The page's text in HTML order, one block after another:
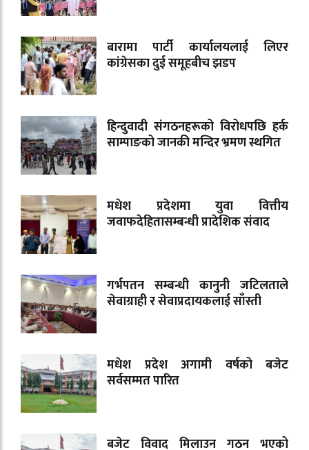
बारामा पार्टी कार्यालयलाई लिएर
कांग्रेसका दुई समूहबीच झडप
हिन्दुवादी संगठनहरूको विरोधपछि हर्क
साम्पाङको जानकी मन्दिर भ्रमण स्थगित
मधेश प्रदेशमा युवा वित्तीय
जवाफदेहितासम्बन्धी प्रादेशिक संवाद
गर्भपतन सम्बन्धी कानुनी जटिलताले
सेवाग्राही र सेवाप्रदायकलाई साँस्ती
मधेश प्रदेश अगामी वर्षको बजेट
सर्वसम्मत पारित
बजेट विवाद मिलाउन गठन भएको